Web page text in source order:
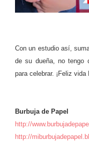
Con un estudio así,
de su dueña, no tengo
para celebrar. ¡Feliz vida
Burbuja de Papel
http://
http://